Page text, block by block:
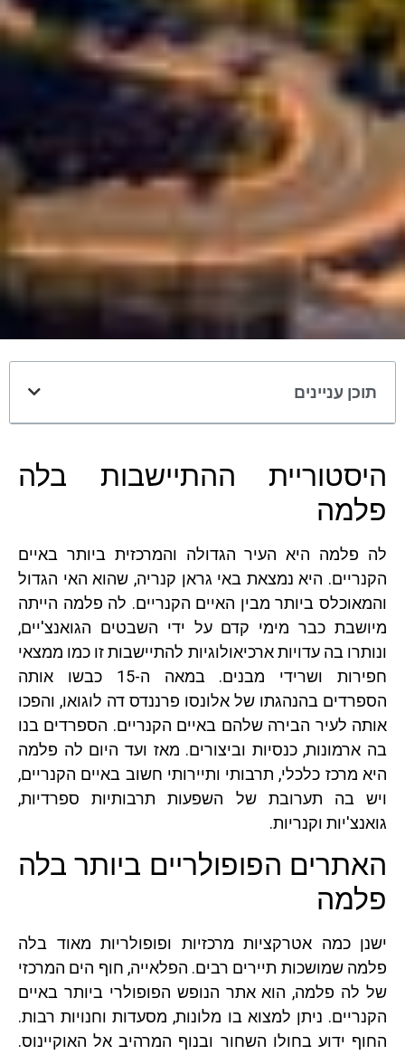
תוכן עניינים
היסטוריית ההתיישבות בלה
פלמה
לה פלמה היא העיר הגדולה והמרכזית ביותר באיים
הקנריים. היא נמצאת באי גראן קנריה, שהוא האי הגדול
והמאוכלס ביותר מבין האיים הקנריים. לה פלמה הייתה
מיושבת כבר מימי קדם על ידי השבטים הגואנצ'יים,
ונותרו בה עדויות ארכיאולוגיות להתיישבות זו כמו ממצאי
חפירות ושרידי מבנים. במאה ה-15 כבשו אותה
הספרדים בהנהגתו של אלונסו פרננדס דה לוגואו, והפכו
אותה לעיר הבירה שלהם באיים הקנריים. הספרדים בנו
בה ארמונות, כנסיות וביצורים. מאז ועד היום לה פלמה
היא מרכז כלכלי, תרבותי ותיירותי חשוב באיים הקנריים,
ויש בה תערובת של השפעות תרבותיות ספרדיות,
גואנצ'יות וקנריות.
האתרים הפופולריים ביותר בלה
פלמה
ישנן כמה אטרקציות מרכזיות ופופולריות מאוד בלה
פלמה שמושכות תיירים רבים. הפלאייה, חוף הים המרכזי
של לה פלמה, הוא אתר הנופש הפופולרי ביותר באיים
הקנריים. ניתן למצוא בו מלונות, מסעדות וחנויות רבות.
החוף ידוע בחולו השחור ובנוף המרהיב אל האוקיינוס.